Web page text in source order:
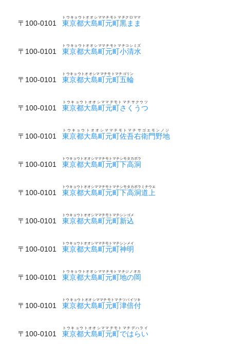
〒100-0101 東京都大島町元町黒まま
トウキョウトオオシママチモトマチクロママ
〒100-0101 東京都大島町元町小清水
トウキョウトオオシママチモトマチコシミズ
〒100-0101 東京都大島町元町五輪
トウキョウトオオシママチモトマチゴリン
〒100-0101 東京都大島町元町さくうつ
トウキョウトオオシママチモトマチサクウツ
〒100-0101 東京都大島町元町佐吾右衛門野地
トウキョウトオオシママチモトマチサゴエモンノジ
〒100-0101 東京都大島町元町下高洞
トウキョウトオオシママチモトマチシモタカボラ
〒100-0101 東京都大島町元町下高洞道上
トウキョウトオオシママチモトマチシモタカボラミチウエ
〒100-0101 東京都大島町元町新込
トウキョウトオオシママチモトマチシンゴメ
〒100-0101 東京都大島町元町神明
トウキョウトオオシママチモトマチシンメイ
〒100-0101 東京都大島町元町地の岡
トウキョウトオオシママチモトマチジノオカ
〒100-0101 東京都大島町元町津倍付
トウキョウトオオシママチモトマチツバイツキ
〒100-0101 東京都大島町元町ではらい
トウキョウトオオシママチモトマチデハライ